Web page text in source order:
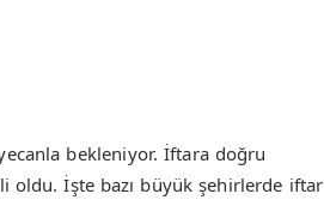
bekleniyor. İftara doğru
oldu. İşte bazı büyük şehirlerde iftar